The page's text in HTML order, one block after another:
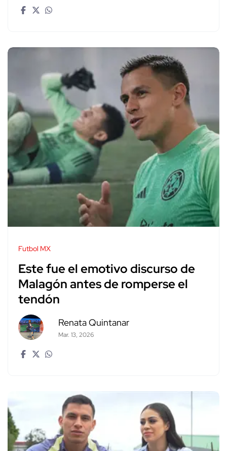
Futbol MX
Este fue el emotivo discurso de
Malagón antes de romperse el
tendón
Renata Quintanar
Mar. 13, 2026